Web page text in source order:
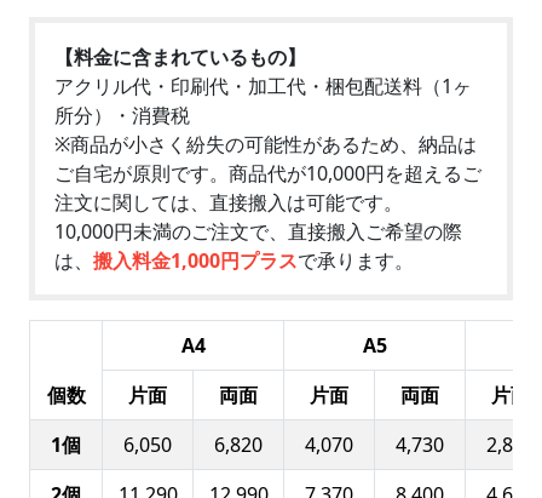
【料金に含まれているもの】
アクリル代・印刷代・加工代・梱包配送料（1ヶ
所分）・消費税
※商品が小さく紛失の可能性があるため、納品は
ご自宅が原則です。商品代が10,000円を超えるご
注文に関しては、直接搬入は可能です。
10,000円未満のご注文で、直接搬入ご希望の際
は、 搬入料金1,000円プラスで承ります。
個数
A4
A5
片面
両面 片面 両面
片面
1個
6,050 6,820 4,070 4,730
2,830